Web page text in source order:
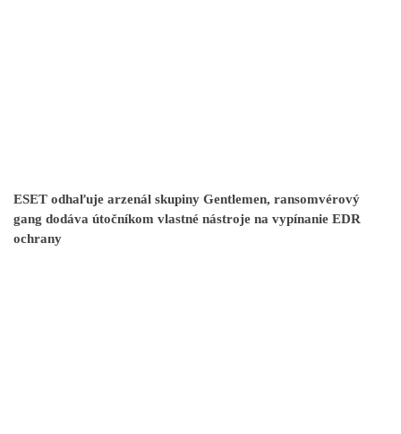
ESET odhaľuje arzenál skupiny Gentlemen, ransomvérový
gang dodáva útočníkom vlastné nástroje na vypínanie EDR
ochrany